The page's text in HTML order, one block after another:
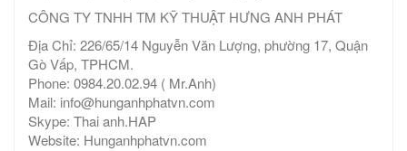
CÔNG TY TNHH TM KỸ THUẬT HƯNG ANH PHÁT
Địa Chỉ: 226/65/14 Nguyễn Văn Lượng, phường 17, Quận
Gò Vấp, TPHCM.
Phone: 0984.20.02.94 ( Mr.Anh)
Mail: info@hunganhphatvn.com
Skype: Thai anh.HAP
Website: Hunganhphatvn.com